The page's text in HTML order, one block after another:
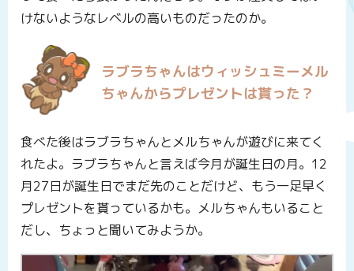
けないようなレベルの高いものだったのか。
ラブラちゃんはウィッシュミーメル
ちゃんからプレゼントは貰った？
食べた後はラブラちゃんとメルちゃんが遊びに来てく
れたよ。ラブラちゃんと言えば今月が誕生日の月。12
月27日が誕生日でまだ先のことだけど、もう一足早く
プレゼントを貰っているかも。メルちゃんもいること
だし、ちょっと聞いてみようか。